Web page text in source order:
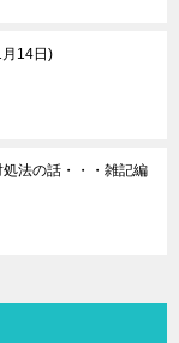
14日
法の話・・・雑記編